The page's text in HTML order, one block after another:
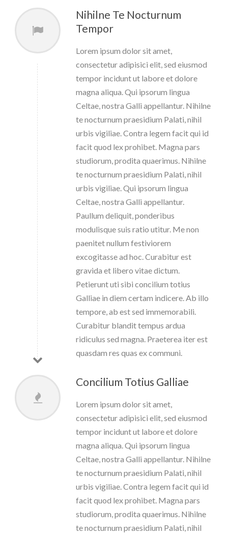
Nihilne Te Nocturnum
Tempor
Lorem ipsum dolor sit amet,
consectetur adipisici elit, sed eiusmod
tempor incidunt ut labore et dolore
magna aliqua. Qui ipsorum lingua
Celtae, nostra Galli appellantur. Nihilne
te nocturnum praesidium Palati, nihil
urbis vigiliae. Contra legem facit qui id
facit quod lex prohibet. Magna pars
studiorum, prodita quaerimus. Nihilne
te nocturnum praesidium Palati, nihil
urbis vigiliae. Qui ipsorum lingua
Celtae, nostra Galli appellantur.
Paullum deliquit, ponderibus
modulisque suis ratio utitur. Me non
paenitet nullum festiviorem
excogitasse ad hoc. Curabitur est
gravida et libero vitae dictum.
Petierunt uti sibi concilium totius
Galliae in diem certam indicere. Ab illo
tempore, ab est sed immemorabili.
Curabitur blandit tempus ardua
ridiculus sed magna. Praeterea iter est
quasdam res quas ex communi.
Concilium Totius Galliae
Lorem ipsum dolor sit amet,
consectetur adipisici elit, sed eiusmod
tempor incidunt ut labore et dolore
magna aliqua. Qui ipsorum lingua
Celtae, nostra Galli appellantur. Nihilne
te nocturnum praesidium Palati, nihil
urbis vigiliae. Contra legem facit qui id
facit quod lex prohibet. Magna pars
studiorum, prodita quaerimus. Nihilne
te nocturnum praesidium Palati, nihil